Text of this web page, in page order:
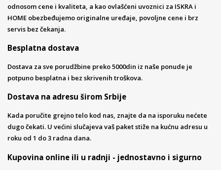
odnosom cene i kvaliteta, a kao ovlašćeni uvoznici za ISKRA i
HOME obezbeđujemo originalne uređaje, povoljne cene i brz
servis bez čekanja.
Besplatna dostava
Dostava za sve porudžbine preko 5000din iz naše ponude je
potpuno besplatna i bez skrivenih troškova.
Dostava na adresu širom Srbije
Kada poručite grejno telo kod nas, znajte da na isporuku nećete
dugo čekati. U većini slučajeva vaš paket stiže na kućnu adresu u
roku od 1 do 3 radna dana.
Kupovina online ili u radnji - jednostavno i sigurno